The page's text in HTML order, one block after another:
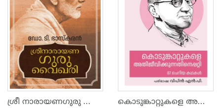
ശ്രീ നാരായണഗുരു വൈഖരി കൊടുങ്കാറ്റുകളെ അതിജീവിക്കുന്നതിനെപ്പറ്റി